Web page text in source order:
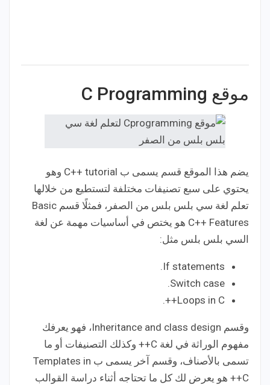
موقع C Programming
يضم هذا الموقع قسم يسمى ب C++ tutorial وهو
يحتوي على سبع تصنيفات مختلفة لتستطيع من خلالها
تعلم لغة سي بلس بلس من الصفر، فمثلًا قسم Basic
C++ Features هو يختص في أساسيات مهمة عن لغة
السي بلس بلس مثل:
If statements.
Switch case.
Loops in C++.
وقسم Inheritance and class design، فهو يعرفك
مفهوم الوراثة في لغة C++ وكذلك التصنيفات أو ما
تسمى بالأصناف، وقسم آخر يسمى ب Templates in
C++ هو يعرض لك كل ما تحتاجه أثناء دراسة القوالب